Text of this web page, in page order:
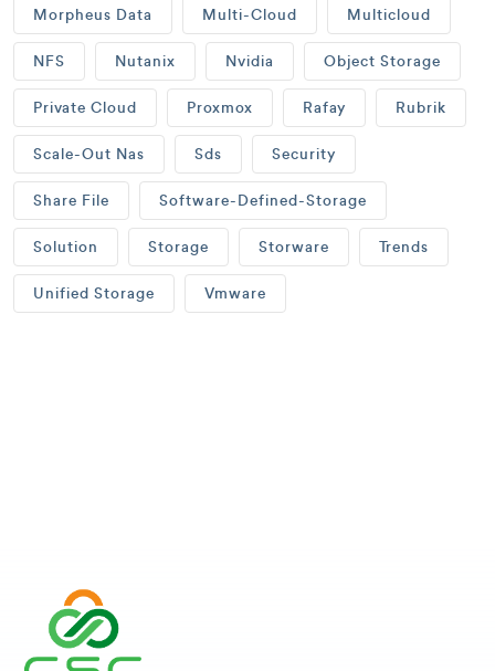
Morpheus Data Multi-Cloud Multicloud
NFS Nutanix Nvidia Object Storage
Private Cloud Proxmox Rafay Rubrik
Scale-Out Nas Sds Security
Share File Software-Defined-Storage
Solution Storage Storware Trends
Unified Storage Vmware